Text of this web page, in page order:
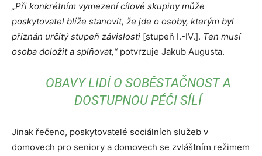
„Při konkrétním vymezení cílové skupiny může
poskytovatel blíže stanovit, že jde o osoby, kterým byl
přiznán určitý stupeň závislosti [stupeň I.-IV.]. Ten musí
osoba doložit a splňovat,“ potvrzuje Jakub Augusta.
OBAVY LIDÍ O SOBĚSTAČNOST A
DOSTUPNOU PÉČI SÍLÍ
Jinak řečeno, poskytovatelé sociálních služeb v
domovech pro seniory a domovech se zvláštním režimem